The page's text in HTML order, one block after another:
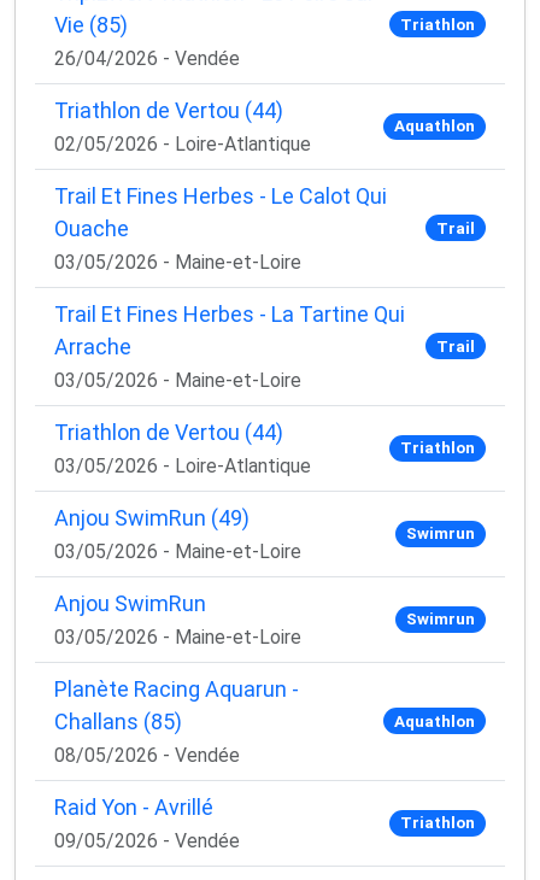
Vie (85)
26/04/2026 - Vendée
Triathlon
Triathlon de Vertou (44)
02/05/2026 - Loire-Atlantique
Aquathlon
Trail Et Fines Herbes - Le Calot Qui
Ouache
03/05/2026 - Maine-et-Loire
Trail
Trail Et Fines Herbes - La Tartine Qui
Arrache
03/05/2026 - Maine-et-Loire
Trail
Triathlon de Vertou (44)
03/05/2026 - Loire-Atlantique
Triathlon
Anjou SwimRun (49)
03/05/2026 - Maine-et-Loire
Swimrun
Anjou SwimRun
03/05/2026 - Maine-et-Loire
Swimrun
Planète Racing Aquarun -
Challans (85)
08/05/2026 - Vendée
Aquathlon
Raid Yon - Avrillé
09/05/2026 - Vendée
Triathlon